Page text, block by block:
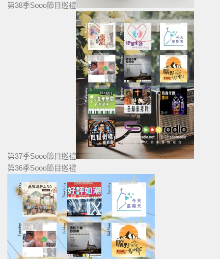
第38季Sooo節目巡禮
第37季Sooo節目巡禮
第36季Sooo節目巡禮